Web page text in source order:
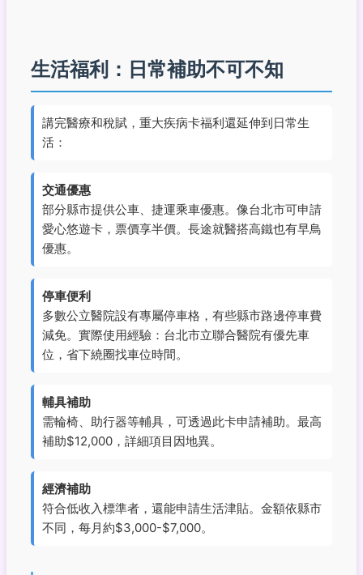
生活福利：日常補助不可不知
講完醫療和稅賦，重大疾病卡福利還延伸到日常生
活：
交通優惠
部分縣市提供公車、捷運乘車優惠。像台北市可申請
愛心悠遊卡，票價享半價。長途就醫搭高鐵也有早鳥
優惠。
停車便利
多數公立醫院設有專屬停車格，有些縣市路邊停車費
減免。實際使用經驗：台北市立聯合醫院有優先車
位，省下繞圈找車位時間。
輔具補助
需輪椅、助行器等輔具，可透過此卡申請補助。最高
補助$12,000，詳細項目因地異。
經濟補助
符合低收入標準者，還能申請生活津貼。金額依縣市
不同，每月約$3,000-$7,000。